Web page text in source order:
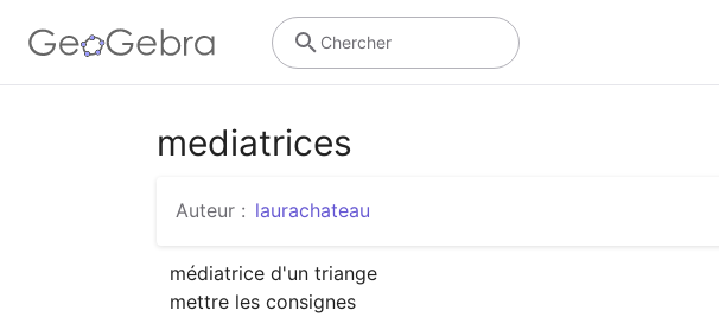
Chercher
mediatrices
Auteur : laurachateau
médiatrice d'un triange
mettre les consignes